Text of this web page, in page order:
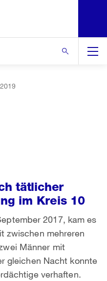
tätlicher
im Kreis 10
2017, kam es
zwischen mehreren
Männer mit
gleichen Nacht konnte
verhaften.